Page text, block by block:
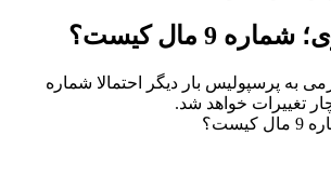
9 مال کیست؟
به پرسپولیس بار دیگر احتمالا شماره
تغییرات خواهد شد.